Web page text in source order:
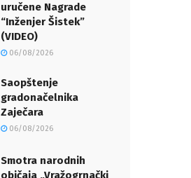
uručene Nagrade
“Inženjer Šistek”
(VIDEO)
06/08/2026
Saopštenje
gradonačelnika
Zaječara
06/08/2026
Smotra narodnih
običaja „Vražogrnački